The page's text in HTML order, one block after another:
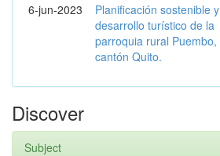
6-jun-2023
Planificación sostenible y
desarrollo turístico de la
parroquia rural Puembo,
cantón Quito.
Discover
Subject